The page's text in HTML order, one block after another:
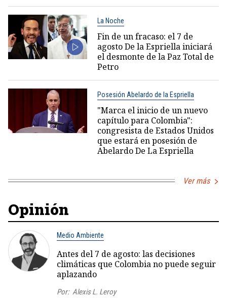
La Noche
Fin de un fracaso: el 7 de
agosto De la Espriella iniciará
el desmonte de la Paz Total de
Petro
Posesión Abelardo de la Espriella
"Marca el inicio de un nuevo
capítulo para Colombia":
congresista de Estados Unidos
que estará en posesión de
Abelardo De La Espriella
Ver más
Opinión
Medio Ambiente
Antes del 7 de agosto: las decisiones
climáticas que Colombia no puede seguir
aplazando
Por: Alexis L. Leroy